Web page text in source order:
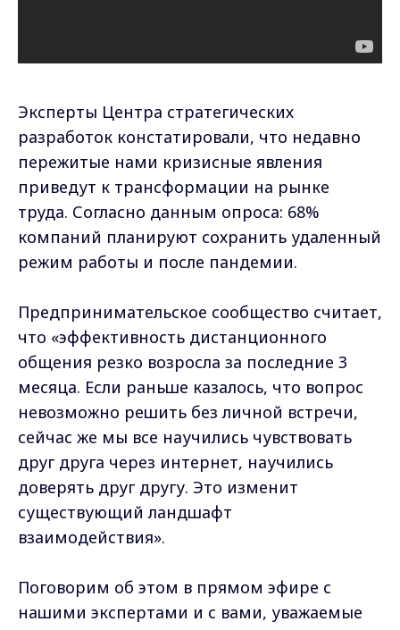
Эксперты Центра стратегических
разработок констатировали, что недавно
пережитые нами кризисные явления
приведут к трансформации на рынке
труда. Согласно данным опроса: 68%
компаний планируют сохранить удаленный
режим работы и после пандемии.
Предпринимательское сообщество считает,
что «эффективность дистанционного
общения резко возросла за последние 3
месяца. Если раньше казалось, что вопрос
невозможно решить без личной встречи,
сейчас же мы все научились чувствовать
друг друга через интернет, научились
доверять друг другу. Это изменит
существующий ландшафт
взаимодействия».
Поговорим об этом в прямом эфире с
нашими экспертами и с вами, уважаемые